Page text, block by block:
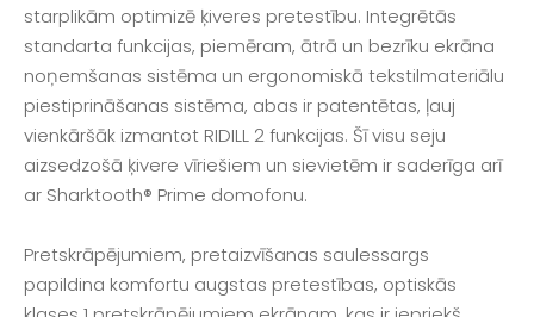
starplikām optimizē ķiveres pretestību. Integrētās
standarta funkcijas, piemēram, ātrā un bezrīku ekrāna
noņemšanas sistēma un ergonomiskā tekstilmateriālu
piestiprināšanas sistēma, abas ir patentētas, ļauj
vienkāršāk izmantot RIDILL 2 funkcijas. Šī visu seju
aizsedzošā ķivere vīriešiem un sievietēm ir saderīga arī
ar Sharktooth® Prime domofonu.
Pretskrāpējumiem, pretaizvīšanas saulessargs
papildina komfortu augstas pretestības, optiskās